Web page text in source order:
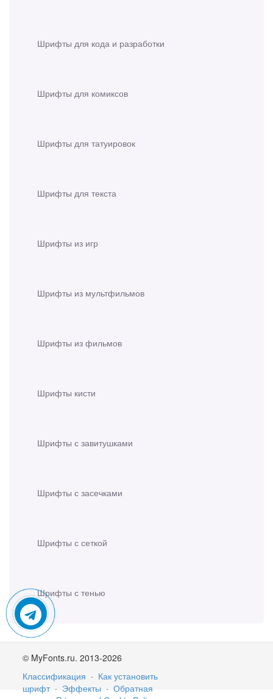
Шрифты для кода и разработки
Шрифты для комиксов
Шрифты для татуировок
Шрифты для текста
Шрифты из игр
Шрифты из мультфильмов
Шрифты из фильмов
Шрифты кисти
Шрифты с завитушками
Шрифты с засечками
Шрифты с сеткой
Шрифты с тенью
© MyFonts.ru. 2013-2026
Классификация · Как установить
шрифт · Эффекты · Обратная